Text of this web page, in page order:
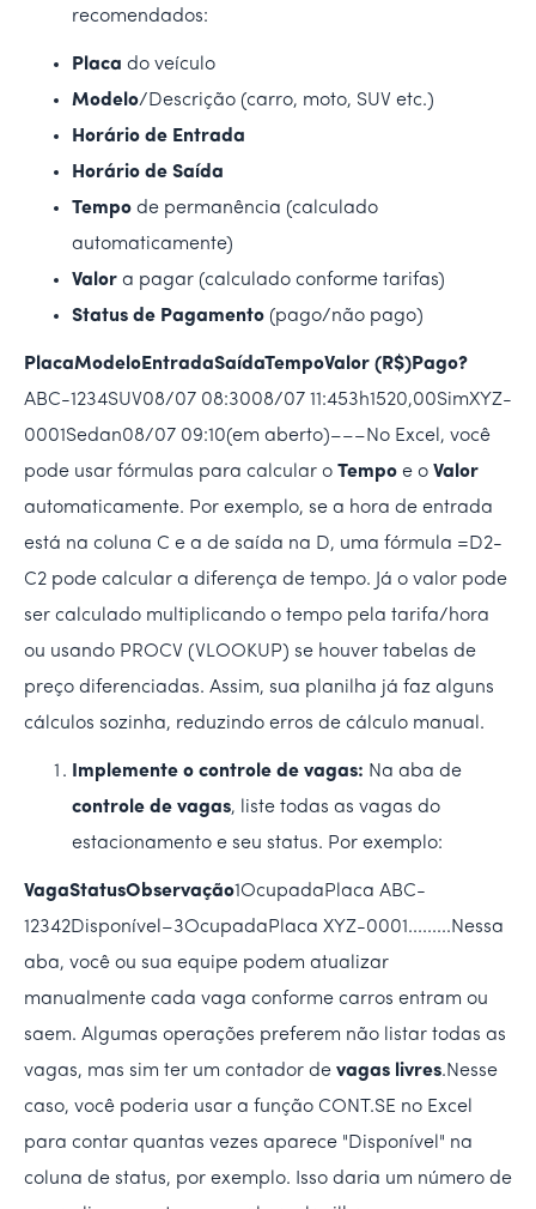
recomendados:
Placa do veículo
Modelo/Descrição (carro, moto, SUV etc.)
Horário de Entrada
Horário de Saída
Tempo de permanência (calculado
automaticamente)
Valor a pagar (calculado conforme tarifas)
Status de Pagamento (pago/não pago)
PlacaModeloEntradaSaídaTempoValor (R$)Pago?
ABC-1234SUV08/07 08:3008/07 11:453h1520,00SimXYZ-
0001Sedan08/07 09:10(em aberto)–––No Excel, você
pode usar fórmulas para calcular o Tempo e o Valor
automaticamente. Por exemplo, se a hora de entrada
está na coluna C e a de saída na D, uma fórmula =D2-
C2 pode calcular a diferença de tempo. Já o valor pode
ser calculado multiplicando o tempo pela tarifa/hora
ou usando PROCV (VLOOKUP) se houver tabelas de
preço diferenciadas. Assim, sua planilha já faz alguns
cálculos sozinha, reduzindo erros de cálculo manual.
Implemente o controle de vagas: Na aba de
controle de vagas, liste todas as vagas do
estacionamento e seu status. Por exemplo:
VagaStatusObservação1OcupadaPlaca ABC-
12342Disponível–3OcupadaPlaca XYZ-0001.........Nessa
aba, você ou sua equipe podem atualizar
manualmente cada vaga conforme carros entram ou
saem. Algumas operações preferem não listar todas as
vagas, mas sim ter um contador de vagas livres.Nesse
caso, você poderia usar a função CONT.SE no Excel
para contar quantas vezes aparece "Disponível" na
coluna de status, por exemplo. Isso daria um número de